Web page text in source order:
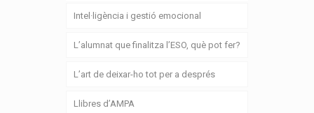
Intel·ligència i gestió emocional
L’alumnat que finalitza l’ESO, què pot fer?
L’art de deixar-ho tot per a després
Llibres d’AMPA